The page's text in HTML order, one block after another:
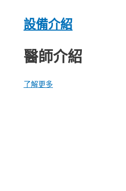
設備介紹
醫師介紹
了解更多